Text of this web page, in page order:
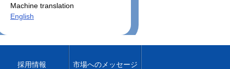
Machine translation
English
採用情報 市場へのメッセージ